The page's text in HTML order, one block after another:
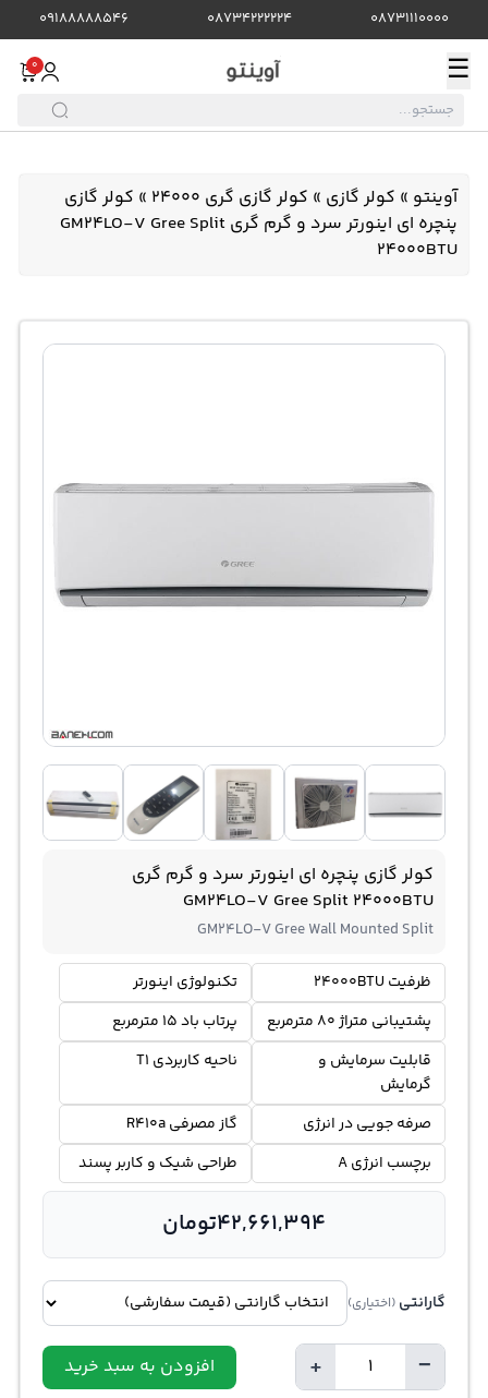
08731110000
08734222224
09188888546
☰
0
آوینتو » کولر گازی » کولر گازی گری 24000 » کولر گازی
پنچره ای اینورتر سرد و گرم گری GM24LO-V Gree Split
24000BTU
کولر گازی پنچره ای اینورتر سرد و گرم گری
GM24LO-V Gree Split 24000BTU
GM24LO-V Gree Wall Mounted Split
ظرفیت 24000BTU
تکنولوژی اینورتر
پشتیبانی متراژ 80 مترمربع
پرتاب باد 15 مترمربع
قابلیت سرمایش و
گرمایش
ناحیه کاربردی T1
صرفه جویی در انرژی
گاز مصرفی R410a
برچسب انرژی A
طراحی شیک و کاربر پسند
42,661,394تومان
گارانتی (اختیاری)
−
تعداد + افزودن به سبد خرید